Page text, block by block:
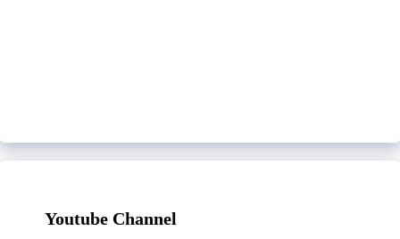
Youtube Channel